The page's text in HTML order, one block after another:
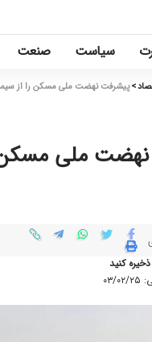
سیاست صنعت
>پیشرفت نهضت ملی مسکن را از
ملی مسکن